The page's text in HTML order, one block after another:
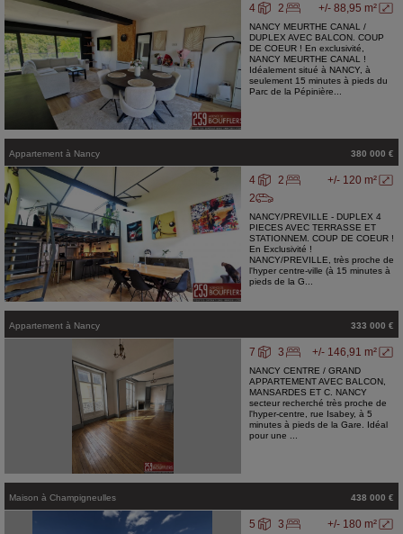
+/- 88,95 m²
4 2
NANCY MEURTHE CANAL /
DUPLEX AVEC BALCON. COUP
DE COEUR ! En exclusivité,
NANCY MEURTHE CANAL !
Idéalement situé à NANCY, à
seulement 15 minutes à pieds du
Parc de la Pépinière...
Appartement à Nancy 380 000 €
+/- 120 m²
4
2
2
NANCY/PREVILLE - DUPLEX 4
PIECES AVEC TERRASSE ET
STATIONNEM. COUP DE COEUR !
En Exclusivité !
NANCY/PREVILLE, très proche de
l'hyper centre-ville (à 15 minutes à
pieds de la G...
Appartement à Nancy 333 000 €
+/- 146,91 m²
7 3
NANCY CENTRE / GRAND
APPARTEMENT AVEC BALCON,
MANSARDES ET C. NANCY
secteur recherché très proche de
l'hyper-centre, rue Isabey, à 5
minutes à pieds de la Gare. Idéal
pour une ...
Maison à Champigneulles 438 000 €
+/- 180 m²
5
3